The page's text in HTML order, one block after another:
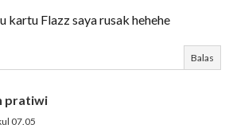
kartu Flazz saya rusak hehehe
Balas
pratiwi
07.05